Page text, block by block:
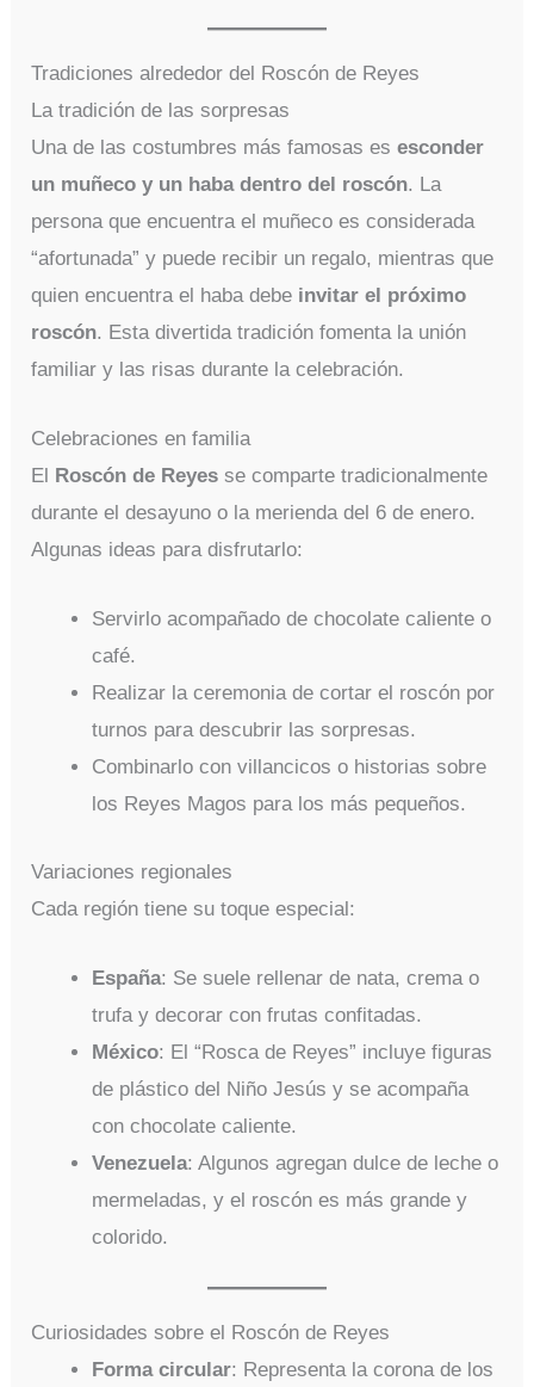
Tradiciones alrededor del Roscón de Reyes
La tradición de las sorpresas
Una de las costumbres más famosas esesconder
un muñeco y un haba dentro del roscón. La
persona que encuentra el muñeco es considerada
“afortunada” y puede recibir un regalo, mientras que
quien encuentra el haba debe invitar el próximo
roscón. Esta divertida tradición fomenta la unión
familiar y las risas durante la celebración.
Celebraciones en familia
El
Roscón de Reyes se comparte tradicionalmente
durante el desayuno o la merienda del 6 de enero.
Algunas ideas para disfrutarlo:
Servirlo acompañado de chocolate caliente o
café.
Realizar la ceremonia de cortar el roscón por
turnos para descubrir las sorpresas.
Combinarlo con villancicos o historias sobre
los Reyes Magos para los más pequeños.
Variaciones regionales
Cada región tiene su toque especial:
España: Se suele rellenar de nata, crema o
trufa y decorar con frutas confitadas.
México: El “Rosca de Reyes” incluye figuras
de plástico del Niño Jesús y se acompaña
con chocolate caliente.
Venezuela: Algunos agregan dulce de leche o
mermeladas, y el roscón es más grande y
colorido.
Curiosidades sobre el Roscón de Reyes
Forma circular: Representa la corona de los